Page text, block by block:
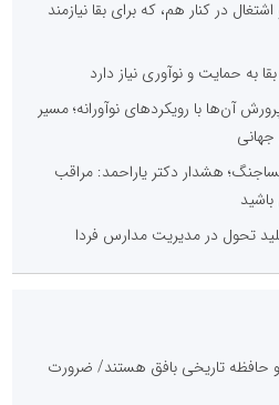
در کنار هم، که برای بقا نیازمند
به حمایت و نوآوری نیاز دارد
آن‌ها با رویکردهای نوآورانه؛ مسیر
هشدار دکتر یاراحمد: مراقب
تحول در مدیریت مدارس فردا
حافظه تاریخی بافق هستند/ ضرورت